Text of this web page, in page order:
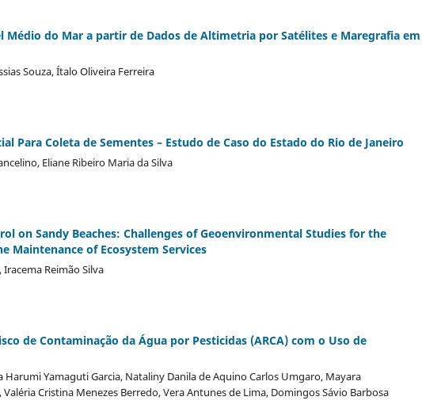
Médio do Mar a partir de Dados de Altimetria por Satélites e Maregrafia em
Souza, Ítalo Oliveira Ferreira
Para Coleta de Sementes – Estudo de Caso do Estado do Rio de Janeiro
Eliane Ribeiro Maria da Silva
on Sandy Beaches: Challenges of Geoenvironmental Studies for the
Maintenance of Ecosystem Services
Reimão Silva
de Contaminação da Água por Pesticidas (ARCA) com o Uso de
Harumi Yamaguti Garcia, Nataliny Danila de Aquino Carlos Umgaro, Mayara
Cristina Menezes Berredo, Vera Antunes de Lima, Domingos Sávio Barbosa